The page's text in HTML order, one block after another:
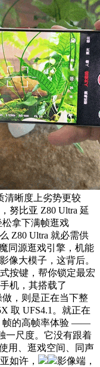
清晰度上劣势更较
努比亚 Z80 Ultra 延
松拿下满帧逛戏
Z80 Ultra 就必需供
同源逛戏引擎，机能
像大模子，这背后。
按键，帮你锁定最宏
机，其搭载了
做，则是正在当下整
取 UFS4.1。就正在
帧的高帧率体验 ——
一尺度。它没有跟着
用、逛戏空间、同声
如许，
影像端，